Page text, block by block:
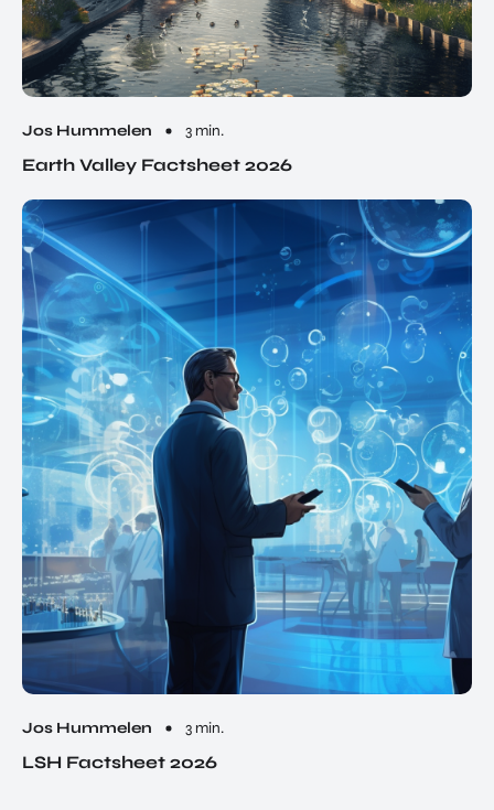
Jos Hummelen 3 min.
Earth Valley Factsheet 2026
Jos Hummelen 3 min.
LSH Factsheet 2026